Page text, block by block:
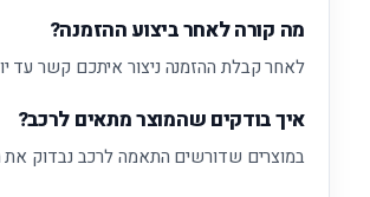
מה קורה לאחר ביצוע ההזמנה?
לאחר קבלת ההזמנה ניצור איתכם קשר עד
איך בודקים שהמוצר מתאים לרכב?
במוצרים שדורשים התאמה לרכב נבדוק את